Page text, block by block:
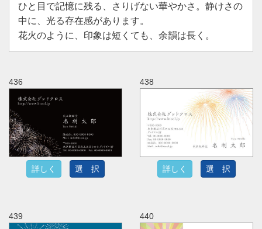
ひと目で記憶に残る、さりげない華やかさ。静けさの
中に、光る存在感があります。
花火のように、印象は短くても、余韻は長く。
436
詳しく 選 択
438
詳しく 選 択
439 440